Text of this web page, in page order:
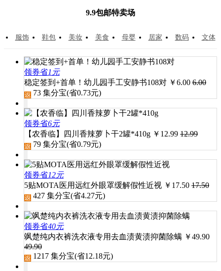
9.9包邮特卖场
服饰 鞋包 美妆 美食 母婴 居家 数码 文体
领券省1元
稳定签到+首单！幼儿园手工安静书108对 ￥6.00 6.00
73 集分宝(省0.73元)
领券省6元
【农香临】四川香辣萝卜干2罐*410g ￥ 12.99 12.99
79 集分宝(省0.79元)
领券省12元
5贴MOTA医用远红外眼罩缓解假性近视 ￥ 17.50 17.50
427 集分宝(省4.27元)
领券省40元
飒楚纯内衣裤洗衣液专用去血渍黄渍抑菌除螨 ￥49.90
49.90
1217 集分宝(省12.18元)